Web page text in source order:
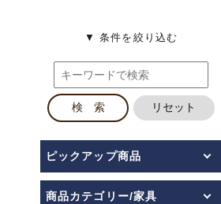
ピックアップ商品
商品カテゴリー/家具